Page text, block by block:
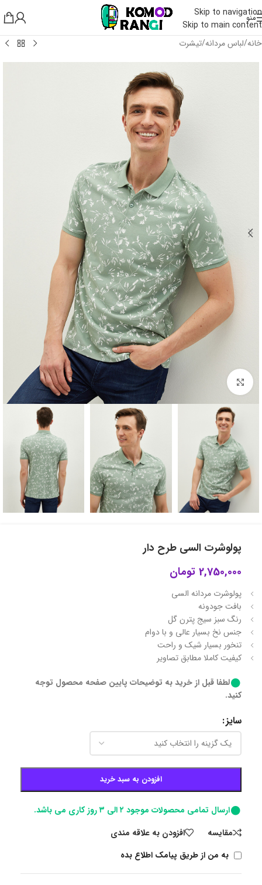
Skip to navigation
Skip to main content
منو
خانه/لباس مردانه/تیشرت
برای بزرگنمایی کلیک کنید
پولوشرت السی طرح دار
2,750,000 تومان
پولوشرت مردانه السی
بافت جودونه
رنگ سبز سیج پترن گل
جنس نخ بسیار عالی و با دوام
تنخور بسیار شیک و راحت
کیفیت کاملا مطابق تصاویر
لطفا قبل از خرید به توضیحات پایین صفحه محصول توجه
کنید.
سایز
افزودن به سبد خرید
ارسال تمامی محصولات موجود ۲ الی ۳ روز کاری می باشد.
مقايسه
افزودن به علاقه مندی
به من از طریق پیامک اطلاع بده